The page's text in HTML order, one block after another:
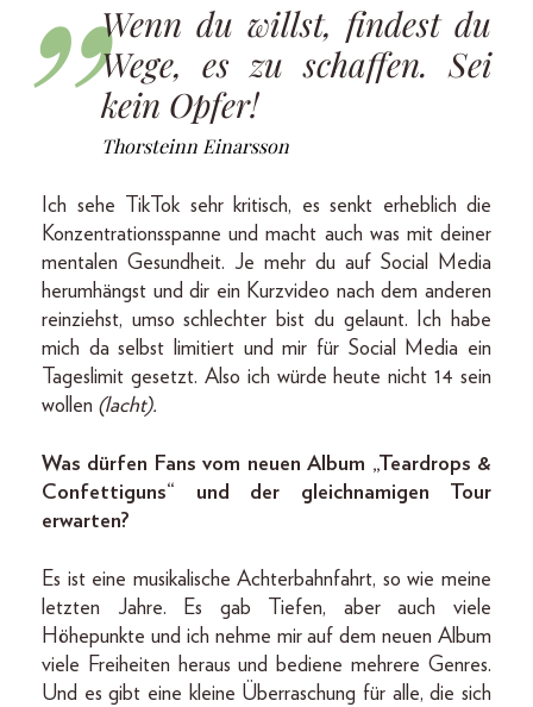
Wenn du willst, findest du
Wege, es zu schaffen. Sei
kein Opfer!
Thorsteinn Einarsson
Ich sehe TikTok sehr kritisch, es senkt erheblich die
Konzentrationsspanne und macht auch was mit deiner
mentalen Gesundheit. Je mehr du auf Social Media
herumhängst und dir ein Kurzvideo nach dem anderen
reinziehst, umso schlechter bist du gelaunt. Ich habe
mich da selbst limitiert und mir für Social Media ein
Tageslimit gesetzt. Also ich würde heute nicht 14 sein
wollen (lacht).
Was dürfen Fans vom neuen Album „Teardrops &
Confettiguns“ und der gleichnamigen Tour
erwarten?
Es ist eine musikalische Achterbahnfahrt, so wie meine
letzten Jahre. Es gab Tiefen, aber auch viele
Höhepunkte und ich nehme mir auf dem neuen Album
viele Freiheiten heraus und bediene mehrere Genres.
Und es gibt eine kleine Überraschung für alle, die sich